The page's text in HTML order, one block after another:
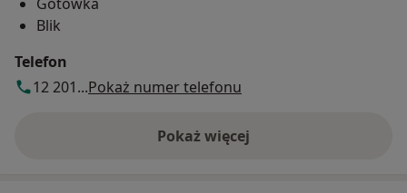
Blik
Telefon
12 201...Pokaż numer telefonu
Pokaż więcej
o adresie